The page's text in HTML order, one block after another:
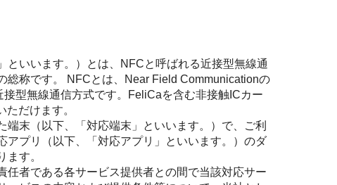
いいます。）とは、NFCと呼ばれる近接型無線通
総称です。 NFCとは、Near Field Communicationの
型無線通信方式です。FeliCaを含む非接触ICカー
だけます。
末（以下、「対応端末」といいます。）で、ご利
アプリ（以下、「対応アプリ」といいます。）のダ
ます。
者である各サービス提供者との間で当該対応サー